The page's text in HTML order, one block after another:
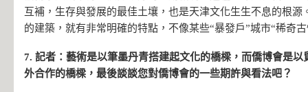
互補，生存與發展的最佳土壤，也是天津文化生生不息的根源
的建築，就有非常明確的特點，不像某些“暴發戶”城市“稀奇
7. 記者：藝術是以筆墨丹青搭建起文化的橋樑，而僑博會是以
外合作的橋樑，最後談談您對僑博會的一些期許與看法吧？